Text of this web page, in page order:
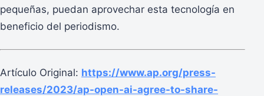
pequeñas, puedan aprovechar esta tecnología en
beneficio del periodismo.
Artículo Original: https://www.ap.org/press-
releases/2023/ap-open-ai-agree-to-share-